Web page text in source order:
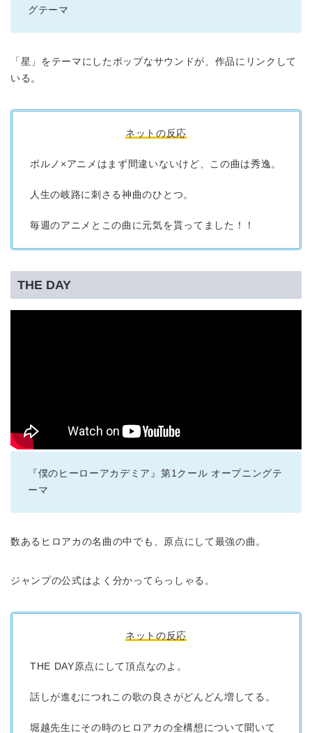
グテーマ
「星」をテーマにしたポップなサウンドが、作品にリンクして
いる。
ネットの反応
ポルノ×アニメはまず間違いないけど、この曲は秀逸。
人生の岐路に刺さる神曲のひとつ。
毎週のアニメとこの曲に元気を貰ってました！！
THE DAY
『僕のヒーローアカデミア』第1クール オープニングテ
ーマ
数あるヒロアカの名曲の中でも、原点にして最強の曲。
ジャンプの公式はよく分かってらっしゃる。
ネットの反応
THE DAY原点にして頂点なのよ。
話しが進むにつれこの歌の良さがどんどん増してる。
堀越先生にその時のヒロアカの全構想について聞いて